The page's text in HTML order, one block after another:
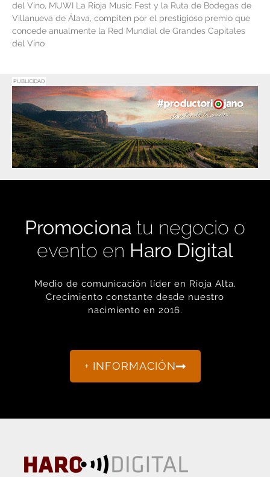
del Vino, MUWI La Rioja Music Fest y la Ruta de Bodegas de
Villanueva de Álava, compiten por el prestigioso premio que
concede anualmente la Red Mundial de Grandes Capitales
del Vino
PUBLICIDAD
Promociona tu negocio o
evento en Haro Digital
Medio de comunicación líder en Rioja Alta.
Crecimiento constante desde nuestro
nacimiento en 2016.
+ INFORMACIÓN